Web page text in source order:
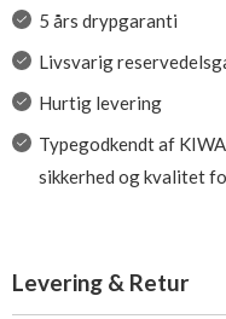
5 års drypgaranti
Livsvarig
Hurtig levering
Typegodkendt af
sikkerhed og kvalitet
Levering & Retur